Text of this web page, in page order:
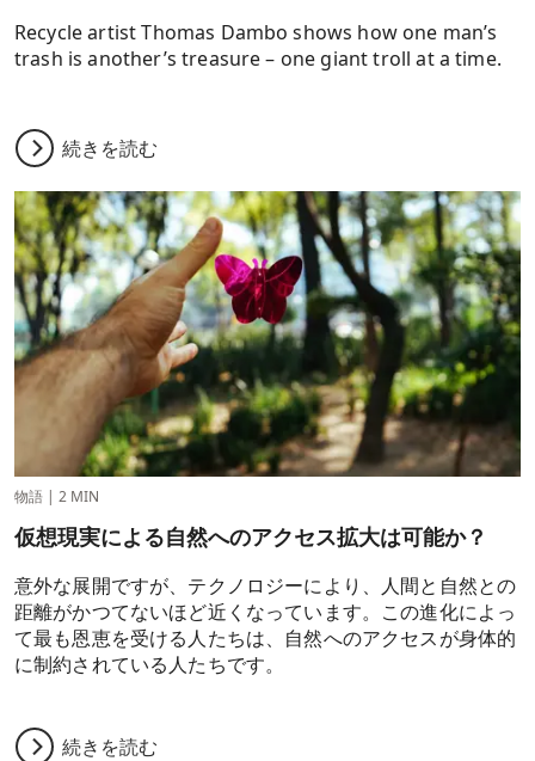
Recycle artist Thomas Dambo shows how one man’s
trash is another’s treasure – one giant troll at a time.
続きを読む
物語 | 2 MIN
仮想現実による自然へのアクセス拡大は可能か？
意外な展開ですが、テクノロジーにより、人間と自然との
距離がかつてないほど近くなっています。この進化によっ
て最も恩恵を受ける人たちは、自然へのアクセスが身体的
に制約されている人たちです。
続きを読む